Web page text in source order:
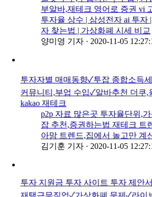
부알바,재테크 영어로 증권 vi
투자율 상수 | 삼성전자 ai 투자
자 찾는법 | 가상화폐 시세 비교
양미영 기자 · 2020-11-05
투자자별 매매동향✓투잡 종합소득
커뮤니티,부업 수입✓알바추천 더쿠,
kakao 재테크
p2p 자료 많은곳 투자율단위,
잡 추천,증권하는법 재테크 트
아맘 트렌드,집에서 놀고만 계
김기훈 기자 · 2020-11-05
투자 지원금 투자 사이트 투자 제안
재택근무직업✓가상화폐 문제✓라이